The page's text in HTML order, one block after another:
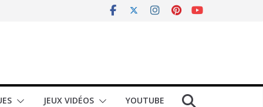
JEUX VIDÉOS YOUTUBE